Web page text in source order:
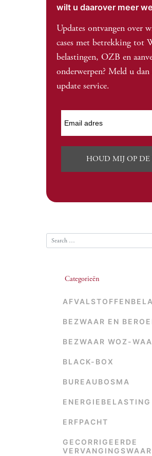
wilt u daarover meer
Updates ontvangen over
cases met betrekking tot
belastingen, OZB en
onderwerpen? Meld u
update service.
Categorieën
BEZWAAR EN
BEZWAAR WOZ-
BLACK-BOX
BUREAUBOSMA
ENERGIEBELASTING
ERFPACHT
GECORRIGEERDE